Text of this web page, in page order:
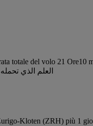
totale del volo 21 Ore10
Kloten (ZRH) più 1